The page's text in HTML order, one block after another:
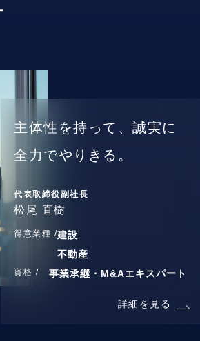
主体性を持って、誠実に
全力でやりきる。
代表取締役副社長
松尾 直樹
得意業種 /建設
不動産
資格 / 事業承継・M&Aエキスパート
詳細を見る